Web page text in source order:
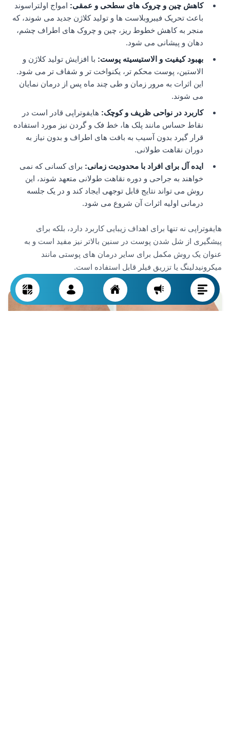
کاهش چین و چروک های سطحی و عمقی: امواج اولتراسوند
باعث تحریک فیبروبلاست ها و تولید کلاژن جدید می شوند، که
منجر به کاهش خطوط ریز، چین و چروک های اطراف چشم،
دهان و پیشانی می شود.
بهبود کیفیت و الاستیسیته پوست: با افزایش تولید کلاژن و
الاستین، پوست محکم تر، یکنواخت تر و شفاف تر می شود.
این اثرات به مرور زمان و طی چند ماه پس از درمان نمایان
می شوند.
کاربرد در نواحی ظریف و کوچک: هایفوتراپی قادر است در
نقاط حساس مانند پلک ها، خط فک و گردن نیز مورد استفاده
قرار گیرد بدون آسیب به بافت های اطراف و بدون نیاز به
دوران نقاهت طولانی.
ایده آل برای افراد با محدودیت زمانی: برای کسانی که نمی
خواهند به جراحی و دوره نقاهت طولانی متعهد شوند، این
روش می تواند نتایج قابل توجهی ایجاد کند و در یک جلسه
درمانی اولیه اثرات آن شروع می شود.
هایفوتراپی نه تنها برای اهداف زیبایی کاربرد دارد، بلکه برای
پیشگیری از شل شدن پوست در سنین بالاتر نیز مفید است و به
عنوان یک روش مکمل برای سایر درمان های پوستی مانند
میکرونیدلینگ یا تزریق فیلر قابل استفاده است.